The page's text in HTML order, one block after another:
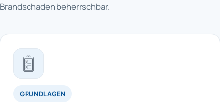
Brandschaden beherrschbar.
GRUNDLAGEN